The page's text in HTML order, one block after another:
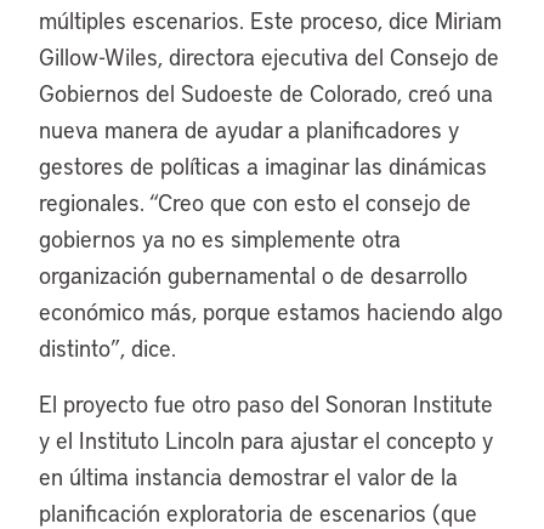
múltiples escenarios. Este proceso, dice Miriam
Gillow-Wiles, directora ejecutiva del Consejo de
Gobiernos del Sudoeste de Colorado, creó una
nueva manera de ayudar a planificadores y
gestores de políticas a imaginar las dinámicas
regionales. “Creo que con esto el consejo de
gobiernos ya no es simplemente otra
organización gubernamental o de desarrollo
económico más, porque estamos haciendo algo
distinto”, dice.
El proyecto fue otro paso del Sonoran Institute
y el Instituto Lincoln para ajustar el concepto y
en última instancia demostrar el valor de la
planificación exploratoria de escenarios (que